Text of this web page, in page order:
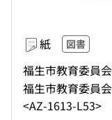
紙 図書
福生市教育委員
福生市教育委員
<AZ-1613-L53>